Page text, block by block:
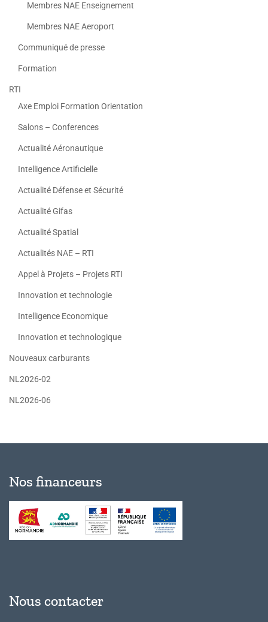
Membres NAE Enseignement
Membres NAE Aeroport
Communiqué de presse
Formation
RTI
Axe Emploi Formation Orientation
Salons – Conferences
Actualité Aéronautique
Intelligence Artificielle
Actualité Défense et Sécurité
Actualité Gifas
Actualité Spatial
Actualités NAE – RTI
Appel à Projets – Projets RTI
Innovation et technologie
Intelligence Economique
Innovation et technologique
Nouveaux carburants
NL2026-02
NL2026-06
Nos financeurs
Nous contacter